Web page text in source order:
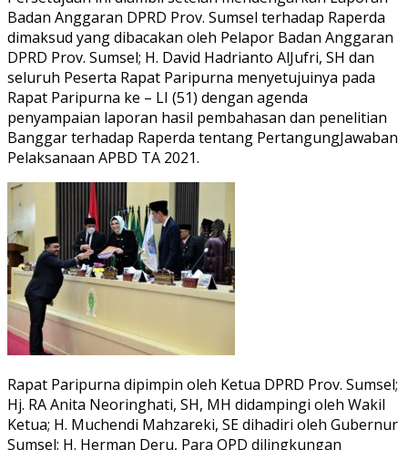
Badan Anggaran DPRD Prov. Sumsel terhadap Raperda
dimaksud yang dibacakan oleh Pelapor Badan Anggaran
DPRD Prov. Sumsel; H. David Hadrianto AlJufri, SH dan
seluruh Peserta Rapat Paripurna menyetujuinya pada
Rapat Paripurna ke – LI (51) dengan agenda
penyampaian laporan hasil pembahasan dan penelitian
Banggar terhadap Raperda tentang PertangungJawaban
Pelaksanaan APBD TA 2021.
Rapat Paripurna dipimpin oleh Ketua DPRD Prov. Sumsel;
Hj. RA Anita Neoringhati, SH, MH didampingi oleh Wakil
Ketua; H. Muchendi Mahzareki, SE dihadiri oleh Gubernur
Sumsel; H. Herman Deru, Para OPD dilingkungan